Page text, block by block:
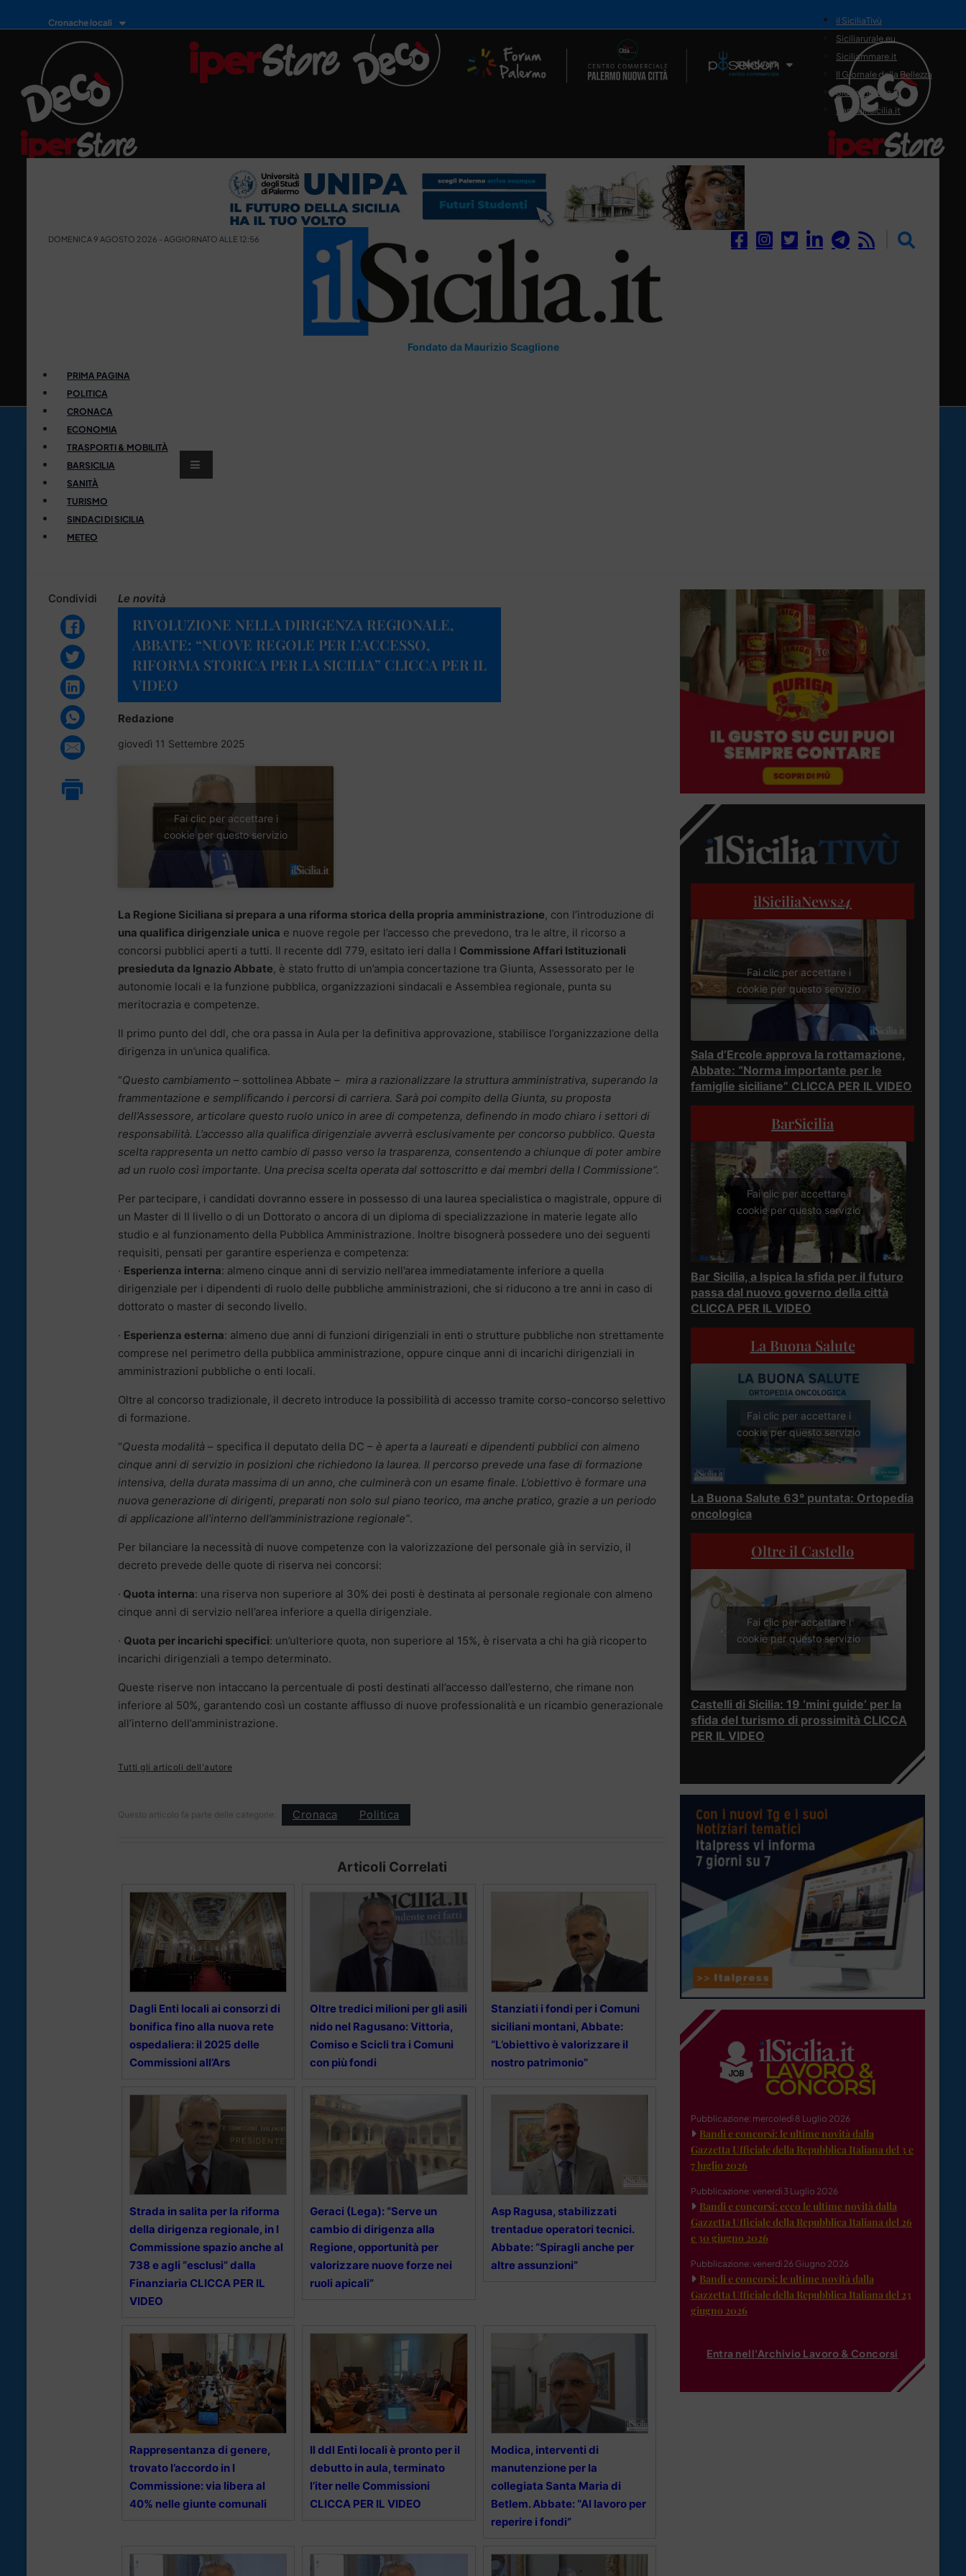
Cronache locali
Il Network
il SiciliaTivù
Siciliarurale.eu
Siciliammare.it
Il Giornale della Bellezza
Siciliamedica.it
Sanitainsicilia.it
DOMENICA 9 AGOSTO 2026 - AGGIORNATO ALLE 12:56
Fondato da Maurizio Scaglione
PRIMA PAGINA
POLITICA
CRONACA
ECONOMIA
TRASPORTI & MOBILITÀ
BARSICILIA
SANITÀ
TURISMO
SINDACI DI SICILIA
METEO
Condividi Le novità
RIVOLUZIONE NELLA DIRIGENZA REGIONALE,
ABBATE: “NUOVE REGOLE PER L’ACCESSO,
RIFORMA STORICA PER LA SICILIA” CLICCA PER IL
VIDEO
Redazione
giovedì 11 Settembre 2025
Fai clic per accettare i
cookie per questo servizio
La Regione Siciliana si prepara a una riforma storica della propria amministrazione, con l’introduzione di
una qualifica dirigenziale unica e nuove regole per l’accesso che prevedono, tra le altre, il ricorso a
concorsi pubblici aperti a tutti. Il recente ddl 779, esitato ieri dalla I Commissione Affari Istituzionali
presieduta da Ignazio Abbate, è stato frutto di un’ampia concertazione tra Giunta, Assessorato per le
autonomie locali e la funzione pubblica, organizzazioni sindacali e Assemblea regionale, punta su
meritocrazia e competenze.
Il primo punto del ddl, che ora passa in Aula per la definitiva approvazione, stabilisce l’organizzazione della
dirigenza in un’unica qualifica.
“Questo cambiamento – sottolinea Abbate – mira a razionalizzare la struttura amministrativa, superando la
frammentazione e semplificando i percorsi di carriera. Sarà poi compito della Giunta, su proposta
dell’Assessore, articolare questo ruolo unico in aree di competenza, definendo in modo chiaro i settori di
responsabilità. L’accesso alla qualifica dirigenziale avverrà esclusivamente per concorso pubblico. Questa
scelta rappresenta un netto cambio di passo verso la trasparenza, consentendo a chiunque di poter ambire
ad un ruolo così importante. Una precisa scelta operata dal sottoscritto e dai membri della I Commissione”.
Per partecipare, i candidati dovranno essere in possesso di una laurea specialistica o magistrale, oppure di
un Master di II livello o di un Dottorato o ancora di un diploma di specializzazione in materie legate allo
studio e al funzionamento della Pubblica Amministrazione. Inoltre bisognerà possedere uno dei seguenti
requisiti, pensati per garantire esperienza e competenza:
· Esperienza interna: almeno cinque anni di servizio nell’area immediatamente inferiore a quella
dirigenziale per i dipendenti di ruolo delle pubbliche amministrazioni, che si riducono a tre anni in caso di
dottorato o master di secondo livello.
· Esperienza esterna: almeno due anni di funzioni dirigenziali in enti o strutture pubbliche non strettamente
comprese nel perimetro della pubblica amministrazione, oppure cinque anni di incarichi dirigenziali in
amministrazioni pubbliche o enti locali.
Oltre al concorso tradizionale, il decreto introduce la possibilità di accesso tramite corso-concorso selettivo
di formazione.
“Questa modalità – specifica il deputato della DC – è aperta a laureati e dipendenti pubblici con almeno
cinque anni di servizio in posizioni che richiedono la laurea. Il percorso prevede una fase di formazione
intensiva, della durata massima di un anno, che culminerà con un esame finale. L’obiettivo è formare una
nuova generazione di dirigenti, preparati non solo sul piano teorico, ma anche pratico, grazie a un periodo
di applicazione all’interno dell’amministrazione regionale”.
Per bilanciare la necessità di nuove competenze con la valorizzazione del personale già in servizio, il
decreto prevede delle quote di riserva nei concorsi:
· Quota interna: una riserva non superiore al 30% dei posti è destinata al personale regionale con almeno
cinque anni di servizio nell’area inferiore a quella dirigenziale.
· Quota per incarichi specifici: un’ulteriore quota, non superiore al 15%, è riservata a chi ha già ricoperto
incarichi dirigenziali a tempo determinato.
Queste riserve non intaccano la percentuale di posti destinati all’accesso dall’esterno, che rimane non
inferiore al 50%, garantendo così un costante afflusso di nuove professionalità e un ricambio generazionale
all’interno dell’amministrazione.
Tutti gli articoli dell'autore
Questo articolo fa parte delle categorie: Cronaca Politica
Articoli Correlati
Dagli Enti locali ai consorzi di
bonifica fino alla nuova rete
ospedaliera: il 2025 delle
Commissioni all’Ars
Oltre tredici milioni per gli asili
nido nel Ragusano: Vittoria,
Comiso e Scicli tra i Comuni
con più fondi
Stanziati i fondi per i Comuni
siciliani montani, Abbate:
“L’obiettivo è valorizzare il
nostro patrimonio”
Strada in salita per la riforma
della dirigenza regionale, in I
Commissione spazio anche al
738 e agli “esclusi” dalla
Finanziaria CLICCA PER IL
VIDEO
Geraci (Lega): “Serve un
cambio di dirigenza alla
Regione, opportunità per
valorizzare nuove forze nei
ruoli apicali”
Asp Ragusa, stabilizzati
trentadue operatori tecnici.
Abbate: “Spiragli anche per
altre assunzioni”
Rappresentanza di genere,
trovato l’accordo in I
Commissione: via libera al
40% nelle giunte comunali
Il ddl Enti locali è pronto per il
debutto in aula, terminato
l’iter nelle Commissioni
CLICCA PER IL VIDEO
Modica, interventi di
manutenzione per la
collegiata Santa Maria di
Betlem. Abbate: “Al lavoro per
reperire i fondi”
ilSiciliaNews24
Fai clic per accettare i
cookie per questo servizio
Sala d’Ercole approva la rottamazione,
Abbate: “Norma importante per le
famiglie siciliane” CLICCA PER IL VIDEO
BarSicilia
Fai clic per accettare i
cookie per questo servizio
Bar Sicilia, a Ispica la sfida per il futuro
passa dal nuovo governo della città
CLICCA PER IL VIDEO
La Buona Salute
Fai clic per accettare i
cookie per questo servizio
La Buona Salute 63° puntata: Ortopedia
oncologica
Oltre il Castello
Fai clic per accettare i
cookie per questo servizio
Castelli di Sicilia: 19 ‘mini guide’ per la
sfida del turismo di prossimità CLICCA
PER IL VIDEO
Pubblicazione: mercoledì 8 Luglio 2026
Bandi e concorsi: le ultime novità dalla
Gazzetta Ufficiale della Repubblica Italiana del 3 e
7 luglio 2026
Pubblicazione: venerdì 3 Luglio 2026
Bandi e concorsi: ecco le ultime novità dalla
Gazzetta Ufficiale della Repubblica Italiana del 26
e 30 giugno 2026
Pubblicazione: venerdì 26 Giugno 2026
Bandi e concorsi: le ultime novità dalla
Gazzetta Ufficiale della Repubblica Italiana del 23
giugno 2026
Entra nell'Archivio Lavoro & Concorsi